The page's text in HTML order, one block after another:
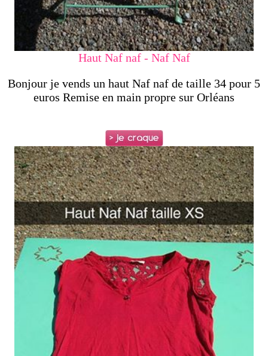
Haut Naf naf - Naf Naf
Bonjour je vends un haut Naf naf de taille 34 pour 5
euros Remise en main propre sur Orléans